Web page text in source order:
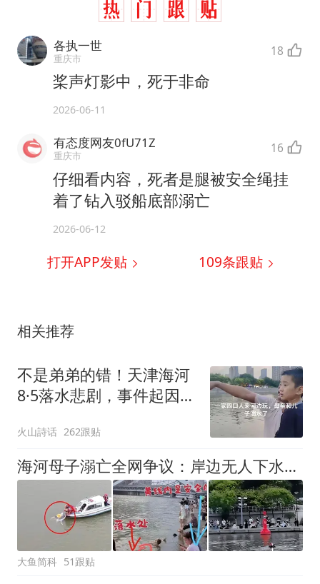
各执一世
重庆市 18
桨声灯影中，死于非命
2026-06-11
有态度网友0fU71Z
重庆市 16
仔细看内容，死者是腿被安全绳挂
着了钻入驳船底部溺亡
2026-06-12
打开APP发贴 109条跟贴
相关推荐
不是弟弟的错！天津海河
8·5落水悲剧，事件起因是
脚下打滑意外滑入深水区
火山詩话 262跟贴
海河母子溺亡全网争议：岸边无人下水不是冷漠！心酸真相终于说透
大鱼简科 51跟贴